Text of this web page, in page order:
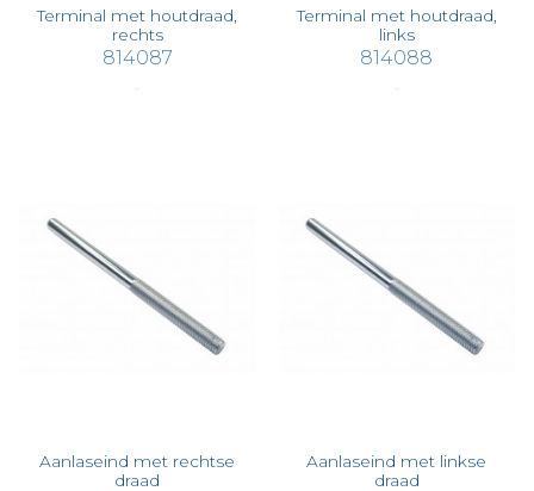
Terminal met houtdraad,
rechts
814087
Terminal met houtdraad,
links
814088
Aanlaseind met rechtse
draad
Aanlaseind met linkse
draad